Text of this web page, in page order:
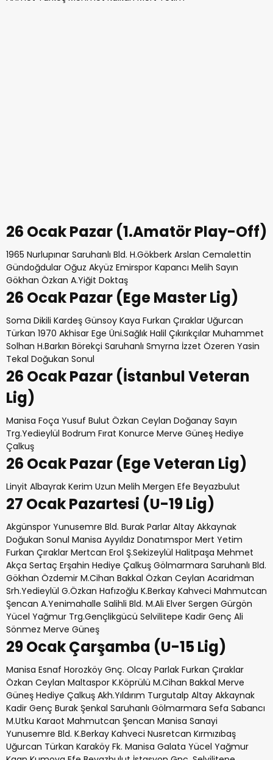
26 Ocak Pazar (1.Amatör Play-Off)
1965 Nurlupınar Saruhanlı Bld. H.Gökberk Arslan Cemalettin
Gündoğdular Oğuz Akyüz Emirspor Kapancı Melih Sayın
Gökhan Özkan A.Yiğit Doktaş
26 Ocak Pazar (Ege Master Lig)
Soma Dikili Kardeş Günsoy Kaya Furkan Çıraklar Uğurcan
Türkan 1970 Akhisar Ege Üni.Sağlık Halil Çıkırıkçılar Muhammet
Solhan H.Barkın Börekçi Saruhanlı Smyrna İzzet Özeren Yasin
Tekal Doğukan Sonul
26 Ocak Pazar (İstanbul Veteran
Lig)
Manisa Foça Yusuf Bulut Özkan Ceylan Doğanay Sayın
Trg.Yedieylül Bodrum Fırat Konurce Merve Güneş Hediye
Çalkuş
26 Ocak Pazar (Ege Veteran Lig)
Linyit Albayrak Kerim Uzun Melih Mergen Efe Beyazbulut
27 Ocak Pazartesi (U-19 Lig)
Akgünspor Yunusemre Bld. Burak Parlar Altay Akkaynak
Doğukan Sonul Manisa Ayyıldız Donatımspor Mert Yetim
Furkan Çıraklar Mertcan Erol Ş.Sekizeylül Halitpaşa Mehmet
Akça Sertaç Erşahin Hediye Çalkuş Gölmarmara Saruhanlı Bld.
Gökhan Özdemir M.Cihan Bakkal Özkan Ceylan Acaridman
Srh.Yedieylül G.Özkan Hafızoğlu K.Berkay Kahveci Mahmutcan
Şencan A.Yenimahalle Salihli Bld. M.Ali Elver Sergen Gürgön
Yücel Yağmur Trg.Gençlikgücü Selvilitepe Kadir Genç Ali
Sönmez Merve Güneş
29 Ocak Çarşamba (U-15 Lig)
Manisa Esnaf Horozköy Gnç. Olcay Parlak Furkan Çıraklar
Özkan Ceylan Maltaspor K.Köprülü M.Cihan Bakkal Merve
Güneş Hediye Çalkuş Akh.Yıldırım Turgutalp Altay Akkaynak
Kadir Genç Burak Şenkal Saruhanlı Gölmarmara Sefa Sabancı
M.Utku Karaot Mahmutcan Şencan Manisa Sanayi
Yunusemre Bld. K.Berkay Kahveci Nusretcan Kırmızıbaş
Uğurcan Türkan Karaköy Fk. Manisa Galata Yücel Yağmur